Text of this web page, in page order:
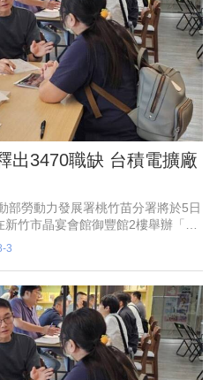
出3470職缺 台積電擴廠
部勞動力發展署桃竹苗分署將於5日
竹市晶宴會館御豐館2樓舉辦「新
。現場匯集53家熱門廠商，其中
球電子代工龍頭「緯創」及「鴻海
出3470個職缺，類型多元豐富，求
面洽談、當場卡位，是應屆畢業生
的絕佳機會。
3